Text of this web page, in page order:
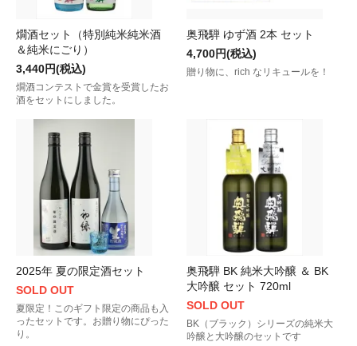
燗酒セット（特別純米純米酒
＆純米にごり）
3,440円(税込)
燗酒コンテストで金賞を受賞したお
酒をセットにしました。
奥飛騨 ゆず酒 2本 セット
4,700円(税込)
贈り物に、rich なリキュールを！
2025年 夏の限定酒セット
SOLD OUT
夏限定！このギフト限定の商品も入
ったセットです。お贈り物にぴった
り。
奥飛騨 BK 純米大吟醸 ＆ BK
大吟醸 セット 720ml
SOLD OUT
BK（ブラック）シリーズの純米大
吟醸と大吟醸のセットです